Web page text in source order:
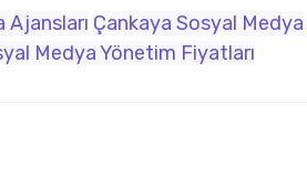
Ajansları Çankaya Sosyal Medya
Medya Yönetim Fiyatları